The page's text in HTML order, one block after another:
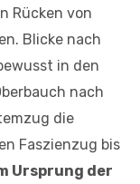
Rücken von
Blicke nach
in den
nach
die
Faszienzug bis
Ursprung der